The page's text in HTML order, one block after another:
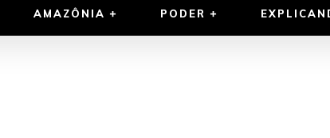
AMAZÔNIA PODER